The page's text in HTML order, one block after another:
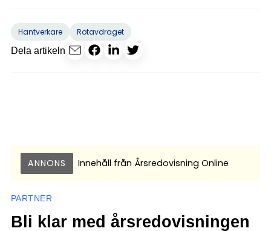
Hantverkare
Rotavdraget
Dela artikeln
ANNONS Innehåll från Årsredovisning Online
PARTNER
Bli klar med årsredovisningen